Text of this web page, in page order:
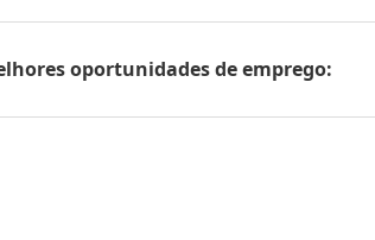
oportunidades de emprego: